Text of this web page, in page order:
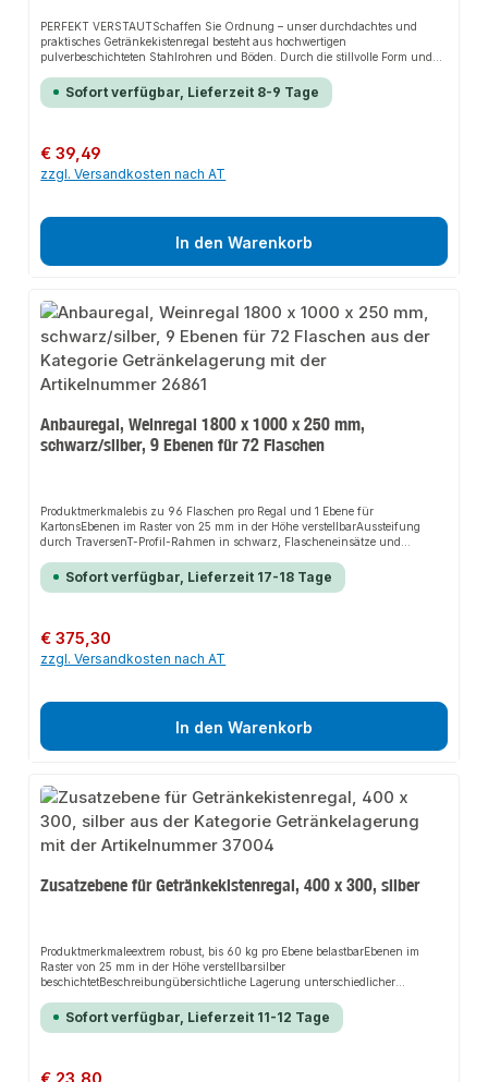
PERFEKT VERSTAUTSchaffen Sie Ordnung – unser durchdachtes und
praktisches Getränkekistenregal besteht aus hochwertigen
pulverbeschichteten Stahlrohren und Böden. Durch die stillvolle Form und
Anwendungsbereiche, wie z.B. Küche, Keller, Vorrats- oder Abstellräumen
an.SCHAFFEN SIE ORDNUNGAnders als bei aufgestapelten Kisten, ist der
Hauses. Bis zu 6 Getränkekisten finden in diesem Getränkekistenregal
übersichtlich Platz.MADE IN GERMANYUnsere Regale werden ohne
chemische Zusatzstoffe oder Weichmacher nach streng überwachten
4 GetränkekistenTraglast bis zu 40 KgHöhe = 118 cmBreite = 61 cm Tiefe =
41 cmFarbe: silber Bitte beachten Sie, dass die Stabilität des
Getränkekistenregals nur durch die Wandmontage gewährleistet werden
kann!
Sofort verfügbar, Lieferzeit 8-9 Tage
Regulärer Preis:
€ 39,49
zzgl. Versandkosten nach AT
In den Warenkorb
Anbauregal, Weinregal 1800 x 1000 x 250 mm,
schwarz/silber, 9 Ebenen für 72 Flaschen
Produktmerkmalebis zu 96 Flaschen pro Regal und 1 Ebene für
KartonsEbenen im Raster von 25 mm in der Höhe verstellbarAussteifung
durch TraversenT-Profil-Rahmen in schwarz, Flascheneinsätze und
Entnahmeübersichtliche Lagerungschneller Aufbau durch einfaches
Stecken der Flascheneinsätze
Sofort verfügbar, Lieferzeit 17-18 Tage
Regulärer Preis:
€ 375,30
zzgl. Versandkosten nach AT
In den Warenkorb
Zusatzebene für Getränkekistenregal, 400 x 300, silber
Produktmerkmaleextrem robust, bis 60 kg pro Ebene belastbarEbenen im
Raster von 25 mm in der Höhe verstellbarsilber
beschichtetBeschreibungübersichtliche Lagerung unterschiedlicher
einfaches Stecken der Ebenen
Sofort verfügbar, Lieferzeit 11-12 Tage
Regulärer Preis: